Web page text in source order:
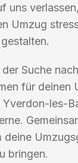
uns
Umzug
Suche
für deinen
Yverdon-les-
deine
bringen.